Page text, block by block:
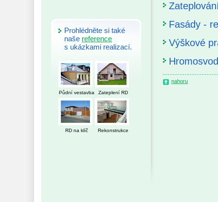
Prohlédněte si také
naše reference
s ukázkami realizací.
Půdní vestavba Zateplení RD
RD na klíč Rekonstrukce
Fasády -
Výškové
nahoru